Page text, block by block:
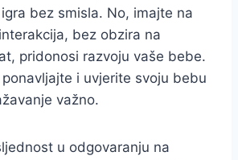
bez smisla. No, imajte na
bez obzira na
pridonosi razvoju vaše bebe.
i uvjerite svoju bebu
važno.
u odgovaranju na